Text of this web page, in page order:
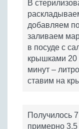
В
добавляем
заливаем
в посуде с
крышками 20
минут –
ставим на
Получилось
примерно 3,5